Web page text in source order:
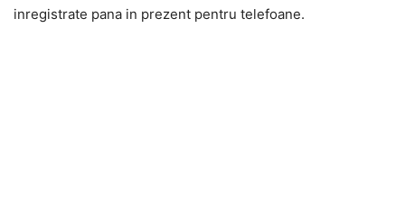
inregistrate pana in prezent pentru telefoane.